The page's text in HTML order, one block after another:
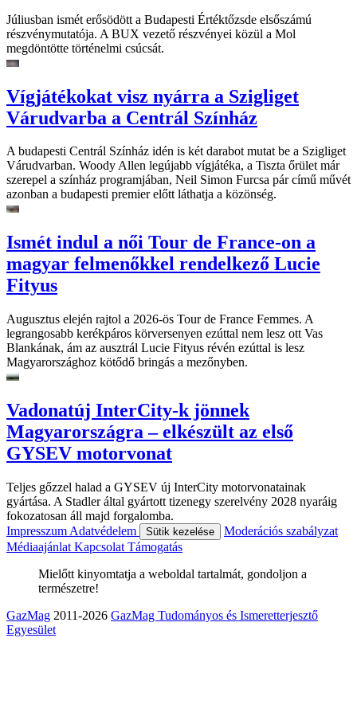
Júliusban ismét erősödött a Budapesti Értéktőzsde elsőszámú
részvénymutatója. A BUX vezető részvényei közül a Mol
megdöntötte történelmi csúcsát.
Vígjátékokat visz nyárra a Szigliget
Várudvarba a Centrál Színház
A budapesti Centrál Színház idén is két darabot mutat be a Szigliget
Várudvarban. Woody Allen legújabb vígjátéka, a Tiszta őrület már
szerepel a színház programjában, Neil Simon Furcsa pár című művét
azonban a budapesti premier előtt láthatja a közönség.
Ismét indul a női Tour de France-on a
magyar felmenőkkel rendelkező Lucie
Fityus
Augusztus elején rajtol a 2026-ös Tour de France Femmes. A
legrangosabb kerékpáros körversenyen ezúttal nem lesz ott Vas
Blankának, ám az ausztrál Lucie Fityus révén ezúttal is lesz
Magyarországhoz kötődő bringás a mezőnyben.
Vadonatúj InterCity-k jönnek
Magyarországra – elkészült az első
GYSEV motorvonat
Teljes gőzzel halad a GYSEV új InterCity motorvonatainak
gyártása. A Stadler által gyártott tizenegy szerelvény 2028 nyaráig
fokozatosan áll majd forgalomba.
Impresszum Adatvédelem Sütik kezelése
Moderációs szabályzat
Médiaajánlat Kapcsolat Támogatás
Mielőtt kinyomtatja a weboldal tartalmát, gondoljon a
természetre!
GazMag 2011-2026 GazMag Tudományos és Ismeretterjesztő
Egyesület